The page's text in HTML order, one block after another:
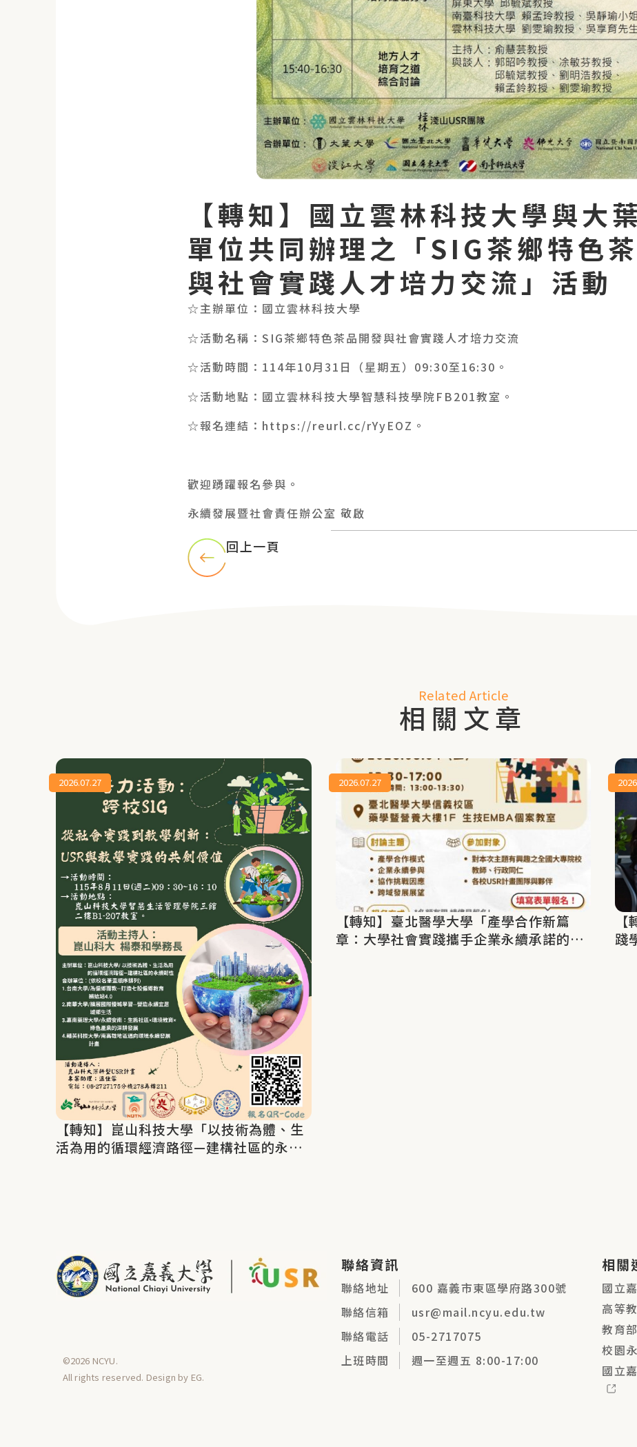
【轉知】國立雲林科技大學與大
單位共同辦理之「SIG茶鄉特色
與社會實踐人才培力交流」活動
☆主辦單位：國立雲林科技大學
☆活動名稱：SIG茶鄉特色茶品開發與社會實踐人才培力交流
☆活動時間：114年10月31日（星期五）09:30至16:30。
☆活動地點：國立雲林科技大學智慧科技學院FB201教室。
☆報名連結：https://reurl.cc/rYyEOZ。
歡迎踴躍報名參與。
永續發展暨社會責任辦公室 敬啟
回上一頁
Related Article
相關文章
【轉知】崑山科技大學「以技術為體、生
活為用的循環經濟路徑—建構社區的永續
2026.07.27
【轉知】臺北醫學大學「產學合作新篇
章：大學社會實踐攜手企業永續承諾的機
2026.07.27
踐
聯絡資訊
聯絡地址
600 嘉義市東區學府路300號
聯絡信箱
usr@mail.ncyu.edu.tw
聯絡電話
05-2717075
上班時間
週一至週五 8:00-17:00
相關
國立
高等
教育
校園
國立
©2026 NCYU.
All rights reserved. Design by EG.